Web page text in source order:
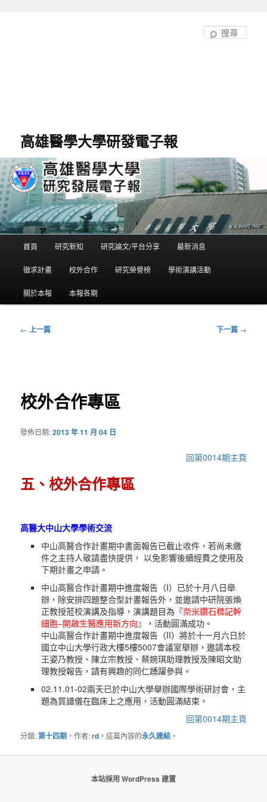
高雄醫學大學研發電子報
單
首頁 研究新知 研究論文/平台分享 最新消息
徵求計畫 校外合作 研究榮譽榜 學術演講活動
關於本報 本報各期
覽
← 上一篇 下一篇 →
校外合作專區
發佈日期:2013 年 11 月 04 日
回第0014期主頁
五、校外合作專區
高醫大中山大學學術交流
中山高醫合作計畫期中書面報告已截止收件，若尚未繳
件之主持人敬請盡快提供， 以免影響後續經費之使用及
下期計畫之申請。
中山高醫合作計畫期中進度報告（I）已於十月八日舉
辦，除安排四題整合型計畫報告外，並邀請中研院張煥
正教授蒞校演講及指導，演講題目為『奈米鑽石標記幹
細胞–開啟生醫應用新方向』，活動圓滿成功。
中山高醫合作計畫期中進度報告（II）將於十一月六日於
國立中山大學行政大樓5樓5007會議室舉辦，邀請本校
王姿乃教授、陳立宗教授、蔡婉琪助理教授及陳昭文助
理教授報告，請有興趣的同仁踴躍參與。
02.11.01-02兩天已於中山大學舉辦國際學術研討會，主
題為質譜儀在臨床上之應用，活動圓滿結束。
回第0014期主頁
分類:第十四期 ，作者:rd 。這篇內容的永久連結 。
本站採用 WordPress 建置